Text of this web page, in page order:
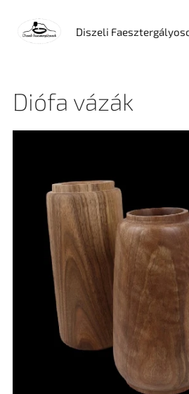
Diszeli
Diófa vázák